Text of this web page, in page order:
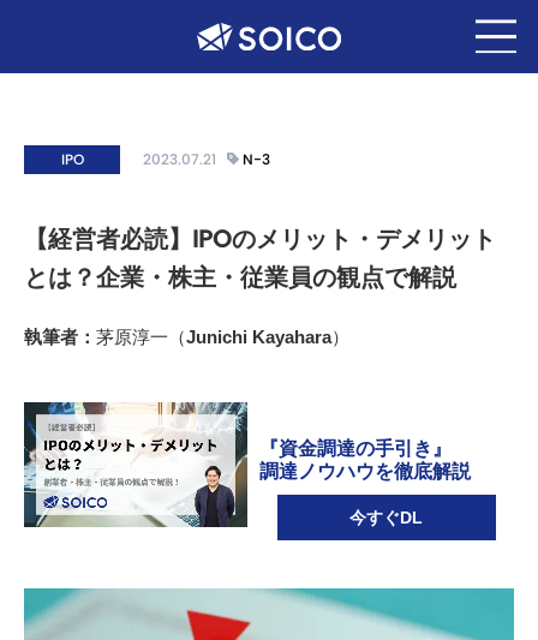
IPO 2023.07.21 N-3
【経営者必読】IPOのメリット・デメリット
とは？企業・株主・従業員の観点で解説
執筆者： 茅原淳一（Junichi Kayahara）
『資金調達の手引き』
調達ノウハウを徹底解説
今すぐDL